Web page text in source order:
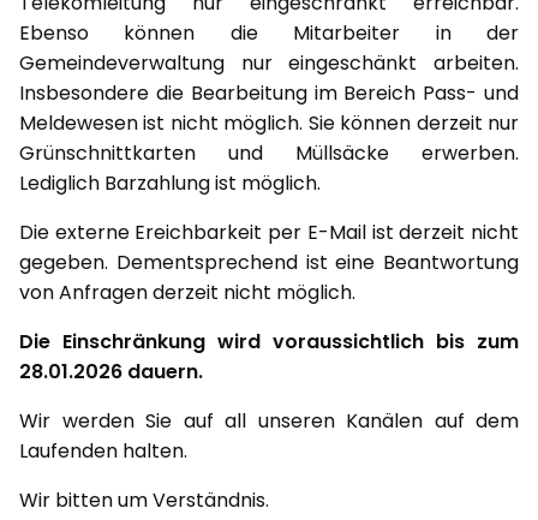
Ebenso können die Mitarbeiter in der
Gemeindeverwaltung nur eingeschänkt arbeiten.
Insbesondere die Bearbeitung im Bereich Pass- und
Meldewesen ist nicht möglich. Sie können derzeit nur
Grünschnittkarten und Müllsäcke erwerben.
Lediglich Barzahlung ist möglich.
Die externe Ereichbarkeit per E-Mail ist derzeit nicht
gegeben. Dementsprechend ist eine Beantwortung
von Anfragen derzeit nicht möglich.
Die Einschränkung wird voraussichtlich bis zum
28.01.2026 dauern.
Wir werden Sie auf all unseren Kanälen auf dem
Laufenden halten.
Wir bitten um Verständnis.